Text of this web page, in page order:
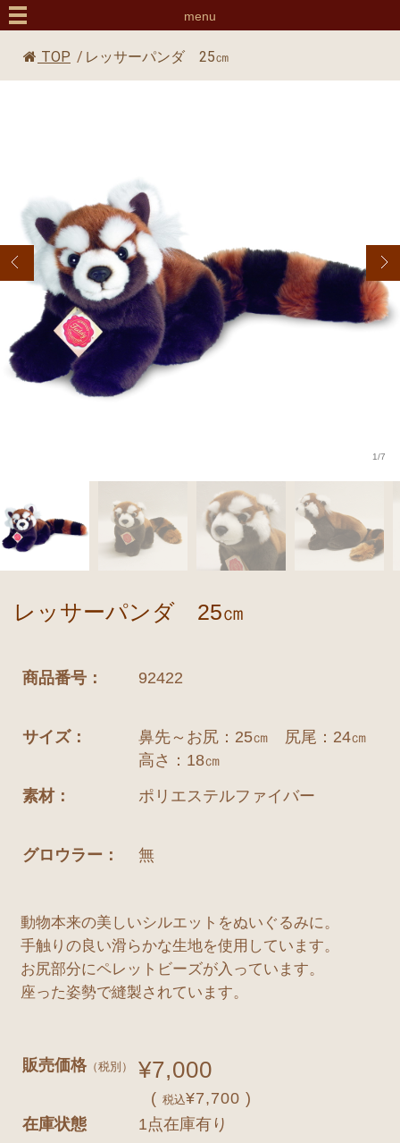
menu
TOP / レッサーパンダ 25㎝
1/7
レッサーパンダ 25㎝
商品番号： 92422
サイズ：
鼻先～お尻：25㎝ 尻尾：24㎝
高さ：18㎝
素材：
ポリエステルファイバー
グロウラー： 無
動物本来の美しいシルエットをぬいぐるみに。
手触りの良い滑らかな生地を使用しています。
お尻部分にペレットビーズが入っています。
座った姿勢で縫製されています。
販売価格（税別） ¥7,000
(税込¥7,700 )
在庫状態 1点在庫有り